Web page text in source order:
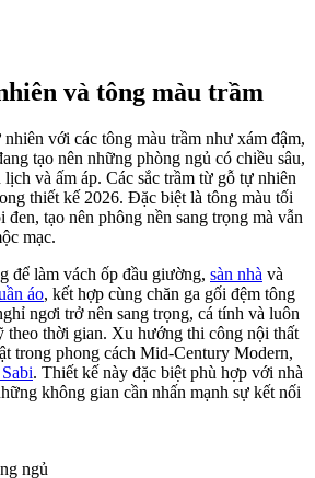
và tông màu trầm
với các tông màu trầm như xám đậm,
tạo nên những phòng ngủ có chiều sâu,
và ấm áp. Các sắc trầm từ gỗ tự nhiên
thiết kế 2026. Đặc biệt là tông màu tối
đen, tạo nên phông nền sang trọng mà vẫn
mạc.
để làm vách ốp đầu giường, sàn nhà và
áo, kết hợp cùng chăn ga gối đệm tông
ngơi trở nên sang trọng, cá tính và luôn
theo thời gian. Xu hướng thi công nội thất
trong phong cách Mid-Century Modern,
. Thiết kế này đặc biệt phù hợp với nhà
không gian cần nhấn mạnh sự kết nối